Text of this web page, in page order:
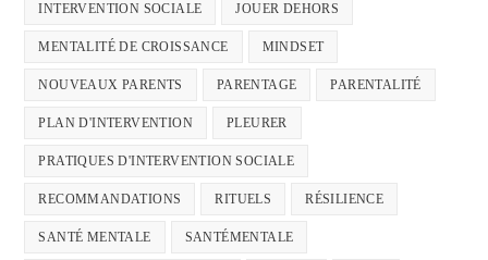
INTERVENTION SOCIALE JOUER DEHORS
MENTALITÉ DE CROISSANCE MINDSET
NOUVEAUX PARENTS PARENTAGE PARENTALITÉ
PLAN D'INTERVENTION PLEURER
PRATIQUES D'INTERVENTION SOCIALE
RECOMMANDATIONS RITUELS RÉSILIENCE
SANTÉ MENTALE SANTÉMENTALE